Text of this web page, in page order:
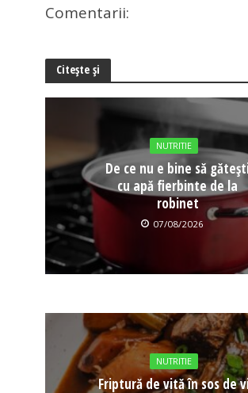
Comentarii:
Citește și
NUTRITIE
De ce nu e bine să
cu apă fierbinte de la
robinet
07/08/2026
NUTRITIE
Friptură de vită în sos de